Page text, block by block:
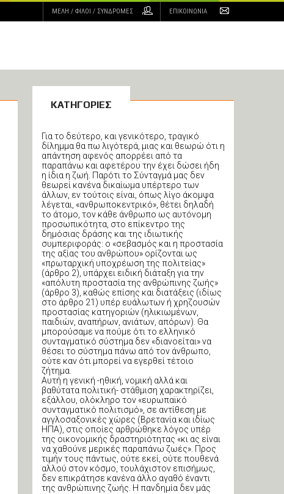
ΜΕΛΗ / ΦΙΛΟΙ / ΣΥΝΔΡΟΜΕΣ ΕΠΙΚΟΙΝΩΝΙΑ
Για το δεύτερο, και γενικότερο, τραγικό
δίλημμα θα πω λιγότερά, μιας και θεωρώ ότι η
απάντηση αφενός απορρέει από τα
παραπάνω και αφετέρου την έχει δώσει ήδη
η ίδια η ζωή. Παρότι το Σύνταγμά μας δεν
θεωρεί κανένα δικαίωμα υπέρτερο των
άλλων, εν τούτοις είναι, όπως λίγο άκομψα
λέγεται, «ανθρωποκεντρικό», θέτει δηλαδή
το άτομο, τον κάθε άνθρωπο ως αυτόνομη
προσωπικότητα, στο επίκεντρο της
δημόσιας δράσης και της ιδιωτικής
συμπεριφοράς: ο «σεβασμός και η προστασία
της αξίας του ανθρώπου» ορίζονται ως
«πρωταρχική υποχρέωση της πολιτείας»
(άρθρο 2), υπάρχει ειδική διάταξη για την
«απόλυτη προστασία της ανθρώπινης ζωής»
(άρθρο 3), καθώς επίσης και διατάξεις (ιδίως
στο άρθρο 21) υπέρ ευάλωτων ή χρηζουσών
προστασίας κατηγοριών (ηλικιωμένων,
παιδιών, αναπήρων, ανιάτων, απόρων). Θα
μπορούσαμε να πούμε ότι το ελληνικό
συνταγματικό σύστημα δεν «διανοείται» να
θέσει το σύστημα πάνω από τον άνθρωπο,
ούτε καν ότι μπορεί να εγερθεί τέτοιο
ζήτημα.
Αυτή η γενική -ηθική, νομική αλλά και
βαθύτατα πολιτική- στάθμιση χαρακτηρίζει,
εξάλλου, ολόκληρο τον «ευρωπαϊκό
συνταγματικό πολιτισμό», σε αντίθεση με
αγγλοσαξονικές χώρες (Βρετανία και ιδίως
ΗΠΑ), στις οποίες αρθρώθηκε λόγος υπέρ
της οικονομικής δραστηριότητας «κι ας είναι
να χαθούνε μερικές παραπάνω ζωές». Προς
τιμήν τους πάντως, ούτε εκεί, ούτε πουθενά
αλλού στον κόσμο, τουλάχιστον επισήμως,
δεν επικράτησε κανένα άλλο αγαθό έναντι
της ανθρώπινης ζωής. Η πανδημία δεν μάς
ΚΑΤΗΓΟΡΙΕΣ